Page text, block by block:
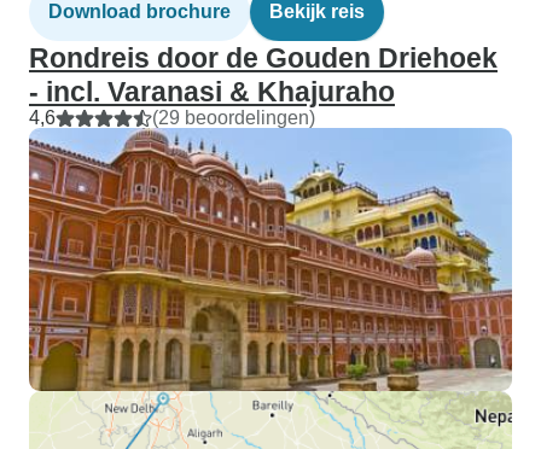
Download brochure Bekijk reis
Rondreis door de Gouden Driehoek
- incl. Varanasi & Khajuraho
4,6 (29 beoordelingen)